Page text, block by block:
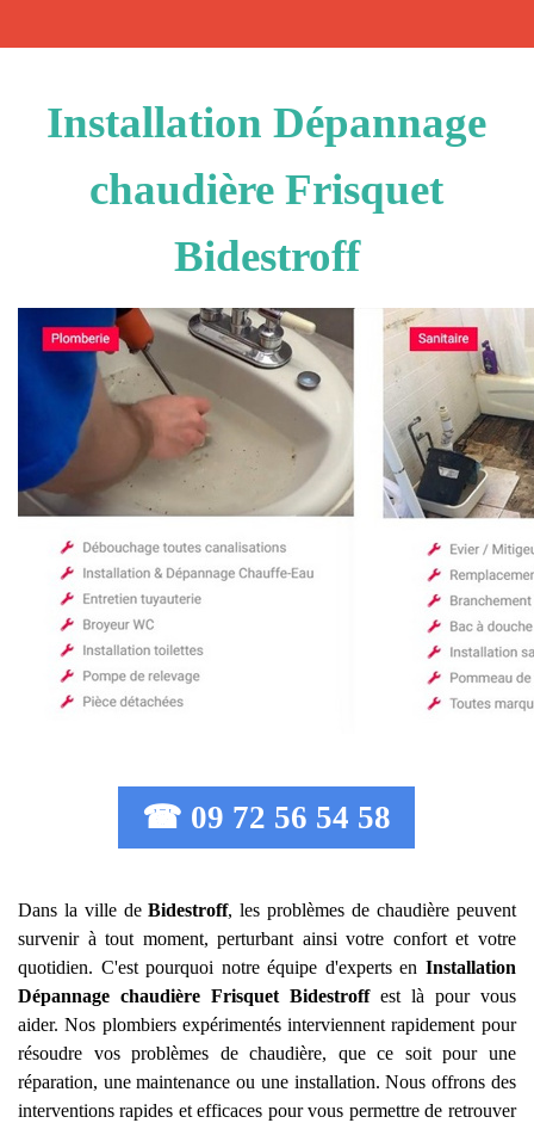
Installation Dépannage
chaudière Frisquet
Bidestroff
☎ 09 72 56 54 58
Dans la ville deBidestroff, les problèmes de chaudière peuvent
survenir à tout moment, perturbant ainsi votre confort et votre
quotidien. C'est pourquoi notre équipe d'experts en Installation
Dépannage chaudière Frisquet Bidestroffest là pour vous
aider. Nos plombiers expérimentés interviennent rapidement pour
résoudre vos problèmes de chaudière, que ce soit pour une
réparation, une maintenance ou une installation. Nous offrons des
interventions rapides et efficaces pour vous permettre de retrouver